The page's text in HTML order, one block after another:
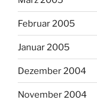
Februar 2005
Januar 2005
Dezember 2004
November 2004